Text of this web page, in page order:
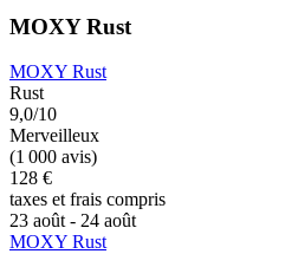
MOXY Rust
MOXY Rust
Rust
9,0/10
Merveilleux
(1 000 avis)
128 €
taxes et frais compris
23 août - 24 août
MOXY Rust